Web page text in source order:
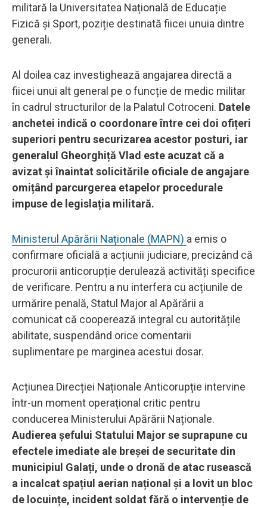
militară la Universitatea Națională de Educație
Fizică și Sport, poziție destinată fiicei unuia dintre
generali.
Al doilea caz investighează angajarea directă a
fiicei unui alt general pe o funcție de medic militar
în cadrul structurilor de la Palatul Cotroceni. Datele
anchetei indică o coordonare între cei doi ofițeri
superiori pentru securizarea acestor posturi, iar
generalul Gheorghiță Vlad este acuzat că a
avizat și înaintat solicitările oficiale de angajare
omițând parcurgerea etapelor procedurale
impuse de legislația militară.
Ministerul Apărării Naționale (MAPN) a emis o
confirmare oficială a acțiunii judiciare, precizând că
procurorii anticorupție derulează activități specifice
de verificare. Pentru a nu interfera cu acțiunile de
urmărire penală, Statul Major al Apărării a
comunicat că cooperează integral cu autoritățile
abilitate, suspendând orice comentarii
suplimentare pe marginea acestui dosar.
Acțiunea Direcției Naționale Anticorupție intervine
într-un moment operațional critic pentru
conducerea Ministerului Apărării Naționale.
Audierea șefului Statului Major se suprapune cu
efectele imediate ale breșei de securitate din
municipiul Galați, unde o dronă de atac rusească
a incalcat spațiul aerian național și a lovit un bloc
de locuințe, incident soldat fără o intervenție de